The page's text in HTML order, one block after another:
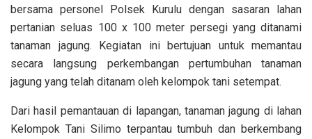
bersama personel Polsek Kurulu dengan sasaran lahan
pertanian seluas 100 x 100 meter persegi yang ditanami
tanaman jagung. Kegiatan ini bertujuan untuk memantau
secara langsung perkembangan pertumbuhan tanaman
jagung yang telah ditanam oleh kelompok tani setempat.
Dari hasil pemantauan di lapangan, tanaman jagung di lahan
Kelompok Tani Silimo terpantau tumbuh dan berkembang